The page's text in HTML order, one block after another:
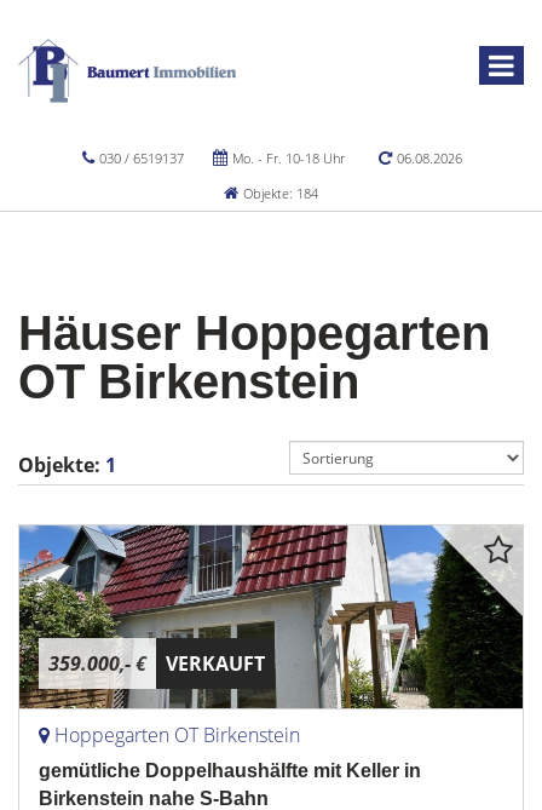
030 / 6519137 Mo. - Fr. 10-18 Uhr
06.08.2026
Objekte: 184
Häuser Hoppegarten
OT Birkenstein
Objekte: 1
359.000,- € VERKAUFT
Hoppegarten OT Birkenstein
gemütliche Doppelhaushälfte mit Keller in
Birkenstein nahe S-Bahn